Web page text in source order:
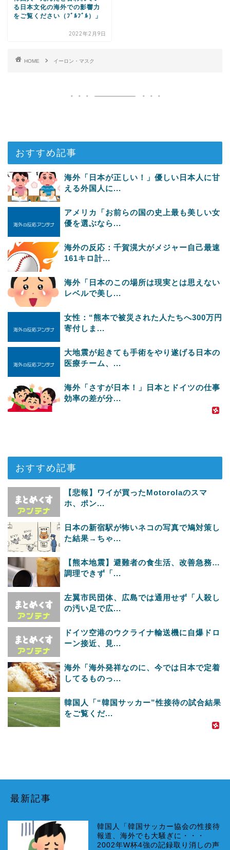
る日本文化の海外での影響力
をご覧ください（ﾌﾞﾙﾌﾞﾙ）」
2022年2月9日
HOME イーロン・マスク
おすすめ記事
海外「日本が正しい！」優しい日本人に甘
える外国人に...
アメリカ「お前らの国の史上最も美しい女
優を選ぶなら...
海外の反応：千賀滉大がメジャー自己最速
161キロ計...
海外「日本のこの場所は現実とは思えない
レベルで美し...
女性：“熊本で被災された人たちへ300万円
寄付しま...
大地震が起きても手術をやり遂げる日本の
医療チーム、...
海外「さすが日本！」日本とドイツの仕事
効率の差が分...
おすすめ記事
【悲報】ワイが買ったMotorolaのスマ
ホ、ポン...
日本の新宿駅が怖いネコの写真で鳩対策し
た結果→ちゃ...
【熊本地震】避難者の食生活、改善急務…
調理できず「...
左翼市民団体、広島では通用せず「人殺し
の汚い足で広...
ドイツ空港のウクライナ輸送機に自爆ドロ
ーン接近、見...
海外「海外発祥なのに、今では日本で定着
してるものっ...
韓国人「“韓国サッカー”性接待の試合結果
をご覧くだ...
最新記事
韓国人「韓国サッカー協会の性接待
報道、海外でも大騒ぎに・・・
2002年W杯4強の記録取り消しの声